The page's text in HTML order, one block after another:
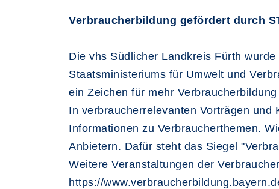
Verbraucherbildung gefördert durch
Die vhs Südlicher Landkreis Fürth
Staatsministeriums für Umwelt und
ein Zeichen für mehr
In verbraucherrelevanten Vorträgen
Informationen zu Verbraucherthemen.
Anbietern. Dafür steht das Siegel
Weitere Veranstaltungen der
https://